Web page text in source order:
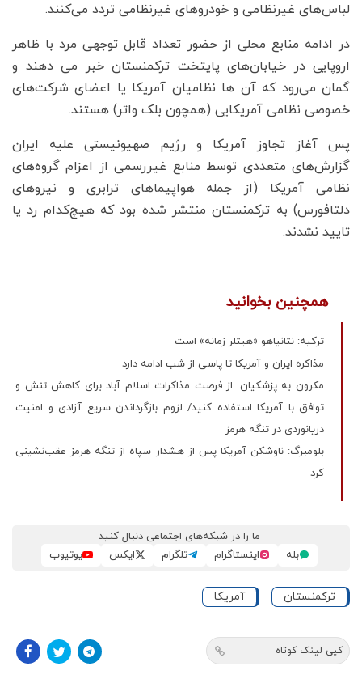
لباس‌های غیرنظامی و خودروهای غیرنظامی تردد می‌کنند.
در ادامه منابع محلی از حضور تعداد قابل توجهی مرد با ظاهر
اروپایی در خیابان‌های پایتخت ترکمنستان خبر می دهند و
گمان می‌رود که آن ها نظامیان آمریکا یا اعضای شرکت‌های
خصوصی نظامی آمریکایی (همچون بلک‌ واتر) هستند.
پس آغاز تجاوز آمریکا و رژیم صهیونیستی علیه ایران
گزارش‌های متعددی توسط منابع غیررسمی از اعزام گروه‌های
نظامی آمریکا (از جمله هواپیماهای ترابری و نیروهای
دلتافورس) به ترکمنستان منتشر شده بود که هیچ‌کدام رد یا
تایید نشدند.
همچنین بخوانید
ترکیه: نتانیاهو «هیتلر زمانه» است
مذاکره ایران و آمریکا تا پاسی از شب ادامه دارد
مکرون به پزشکیان: از فرصت مذاکرات اسلام آباد برای کاهش تنش و
توافق با آمریکا استفاده کنید/ لزوم بازگرداندن سریع آزادی و امنیت
دریانوردی در تنگه هرمز
بلومبرگ: ناوشکن‌ آمریکا پس از هشدار سپاه از تنگه هرمز عقب‌نشینی
کرد
ما را در شبکه‌های اجتماعی دنبال کنید
بله
اینستاگرام تلگرام ایکس یوتیوب
ترکمنستان آمریکا
کپی لینک کوتاه